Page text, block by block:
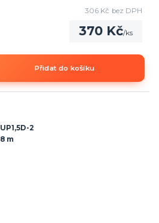
370 Kč/ks
306 Kč bez DPH
Přidat do košíku
UP1,5D-2
8 m